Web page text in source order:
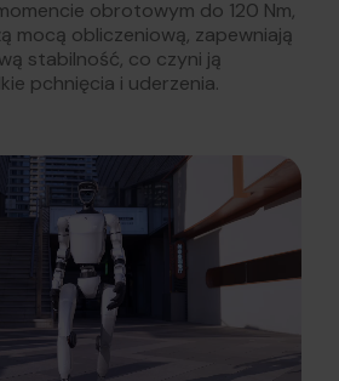
obrotowym do 120 Nm,
mocą obliczeniową, zapewniają
stabilność, co czyni ją
pchnięcia i uderzenia.